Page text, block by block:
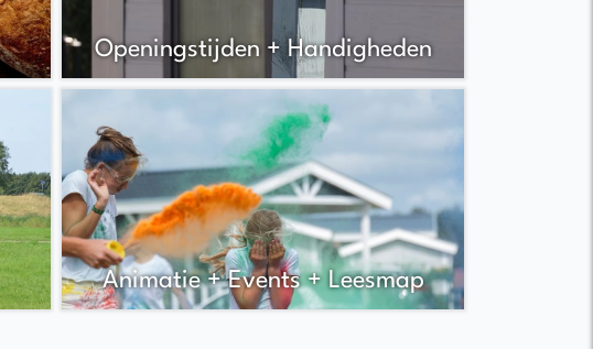
Openingstijden + Handigheden
Animatie + Events + Leesmap